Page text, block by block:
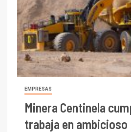
EMPRESAS
Minera Centinela
trabaja en ambicioso